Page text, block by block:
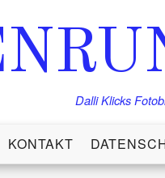
Dalli Klicks
KONTAKT